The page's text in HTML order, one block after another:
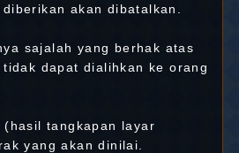
akan dibatalkan.
sajalah yang berhak atas
dapat dialihkan ke orang
(hasil tangkapan layar
yang akan dinilai.